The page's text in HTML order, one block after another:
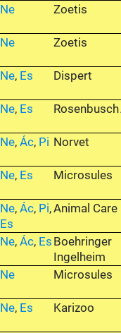
Ne Zoetis
Ne Zoetis
Ne, Es Dispert
Ne, Es Rosenbusch
Ne,Ác, Pi Norvet
Ne, Es Microsules
Ne,Ác, Pi,
Es
Animal Care
Ne,Ác, Es Boehringer
Ingelheim
Ne Microsules
Ne, Es Karizoo